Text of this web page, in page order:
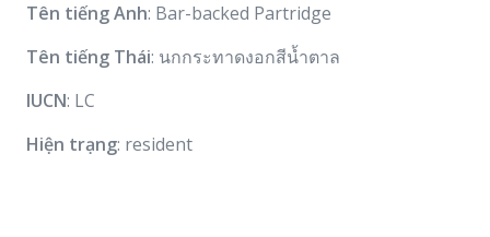
Tên tiếng Anh: Bar-backed Partridge
Tên tiếng Thái: นกกระทาดงอกสีน้ำตาล
IUCN: LC
Hiện trạng: resident